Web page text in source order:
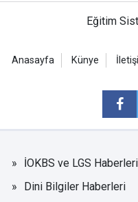
Eğitim
Anasayfa Künye
İOKBS ve LGS Haberleri
Dini Bilgiler Haberleri